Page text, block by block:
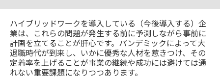
ハイブリッドワークを導入している（今後導入する）企
業は、これらの問題が発生する前に予測しながら事前に
計画を立てることが肝心です。パンデミックによって大
退職時代が到来し、いかに優秀な人材を惹きつけ、その
定着率を上げることが事業の継続や成功には避けては通
れない重要課題になりつつあります。